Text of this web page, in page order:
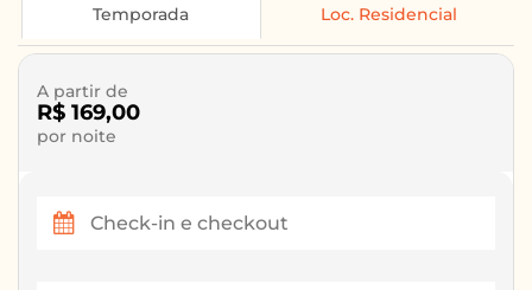
Temporada Loc. Residencial
A partir de
R$ 169,00
por noite